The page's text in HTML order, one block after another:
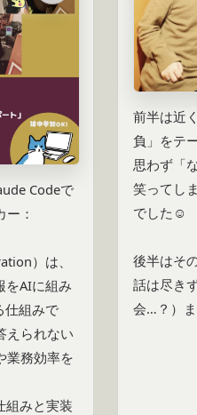
Codeで
：
）は、
をAIに組み
仕組みで
えられない
業務効率を
組みと実装
前半は近
負」をテ
思わず「
笑ってし
でした☺️
後半はそ
話は尽き
会…？）